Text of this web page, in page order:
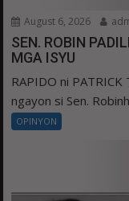
August 6, 2026
SEN. ROBIN
MGA ISYU
RAPIDO ni
ngayon si Sen.
OPINYON